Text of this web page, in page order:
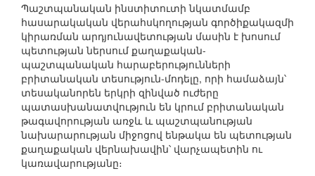
Պաշտպանական ինստիտուտի նկատմամբ
հասարակական վերահսկողության գործիքակազմի
կիրառման արդյունավետության մասին է խոսում
պետության ներսում քաղաքական-
պաշտպանական հարաբերությունների
բրիտանական տեսություն-մոդելը, որի համաձայն՝
տեսականորեն երկրի զինված ուժերը
պատասխանատվություն են կրում բրիտանական
թագավորության առջև և պաշտպանության
նախարարության միջոցով ենթակա են պետության
քաղաքական վերնախավին՝ վարչապետին ու
կառավարությանը։